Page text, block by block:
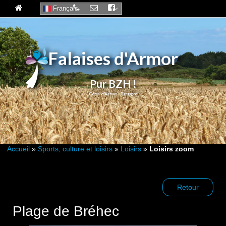
Falaises d'Armor
Pur BZH !
Accueil » Sports, culture et loisirs » Loisirs » Loisirs zoom
Retour
Plage de Bréhec
Français